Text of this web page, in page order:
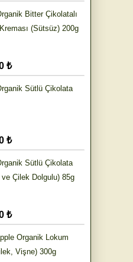
Bitter Çikolatalı
Kreması (Sütsüz) 200g
₺
Sütlü Çikolata
₺
Sütlü Çikolata
ve Çilek Dolgulu) 85g
₺
Organik Lokum
Vişne) 300g